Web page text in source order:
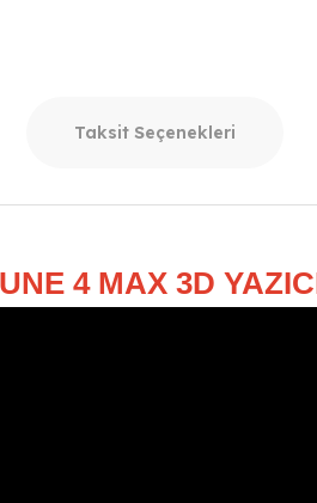
Taksit Seçenekleri
4 MAX 3D